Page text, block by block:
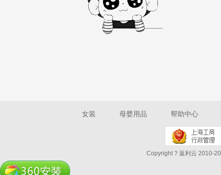
女装 母婴用品 帮助中心
Copyright ? 返利云 2010-